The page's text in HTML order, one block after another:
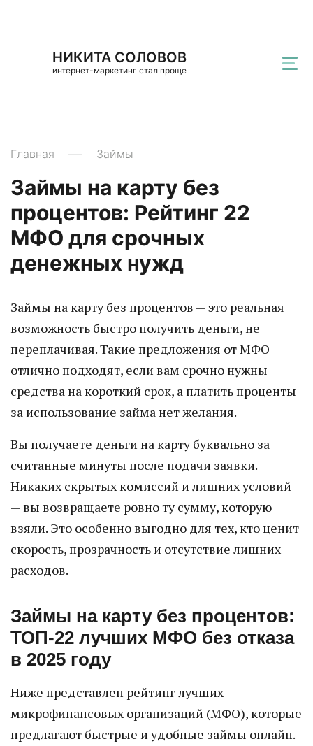
НИКИТА СОЛОВОВ
интернет-маркетинг стал проще
Главная Займы
Займы на карту без
процентов: Рейтинг 22
МФО для срочных
денежных нужд
Займы на карту без процентов — это реальная
возможность быстро получить деньги, не
переплачивая. Такие предложения от МФО
отлично подходят, если вам срочно нужны
средства на короткий срок, а платить проценты
за использование займа нет желания.
Вы получаете деньги на карту буквально за
считанные минуты после подачи заявки.
Никаких скрытых комиссий и лишних условий
— вы возвращаете ровно ту сумму, которую
взяли. Это особенно выгодно для тех, кто ценит
скорость, прозрачность и отсутствие лишних
расходов.
Займы на карту без процентов:
ТОП-22 лучших МФО без отказа
в 2025 году
Ниже представлен рейтинг лучших
микрофинансовых организаций (МФО), которые
предлагают быстрые и удобные займы онлайн.